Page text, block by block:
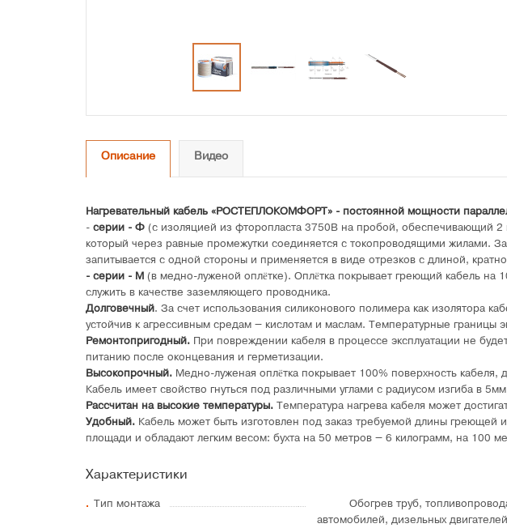
Описание Видео
Нагревательный кабель «РОСТЕПЛОКОМФОРТ» - постоянной мощности
- серии - Ф (с изоляцией из фторопласта 3750В на пробой, обеспечивающий
который через равные промежутки соединяется с токопроводящими жилами.
запитывается с одной стороны и применяется в виде отрезков с длиной,
- серии - М (в медно-луженой оплётке). Оплётка покрывает греющий кабель
служить в качестве заземляющего проводника.
Долговечный. За счет использования силиконового полимера как изолятора
устойчив к агрессивным средам – кислотам и маслам. Температурные границы
Ремонтопригодный. При повреждении кабеля в процессе эксплуатации не
питанию после оконцевания и герметизации.
Высокопрочный. Медно-луженая оплётка покрывает 100% поверхность
Кабель имеет свойство гнуться под различными углами с радиусом изгиба в
Рассчитан на высокие температуры. Температура нагрева кабеля может
Удобный. Кабель может быть изготовлен под заказ требуемой длины греющей
площади и обладают легким весом: бухта на 50 метров – 6 килограмм, на 100
Характеристики
Тип монтажа
Обогрев труб,
автомобилей, дизельных